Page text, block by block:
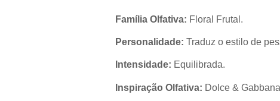
Família Olfativa: Floral Frutal.
Personalidade: Traduz o estilo de
Intensidade: Equilibrada.
Inspiração Olfativa: Dolce &